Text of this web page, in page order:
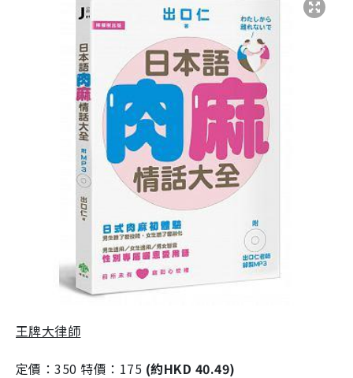
王牌大律師
定價：350 特價：175 (約HKD 40.49)